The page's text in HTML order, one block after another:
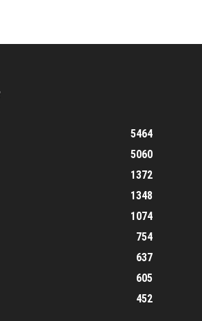
5464
5060
1372
1348
1074
754
637
605
452